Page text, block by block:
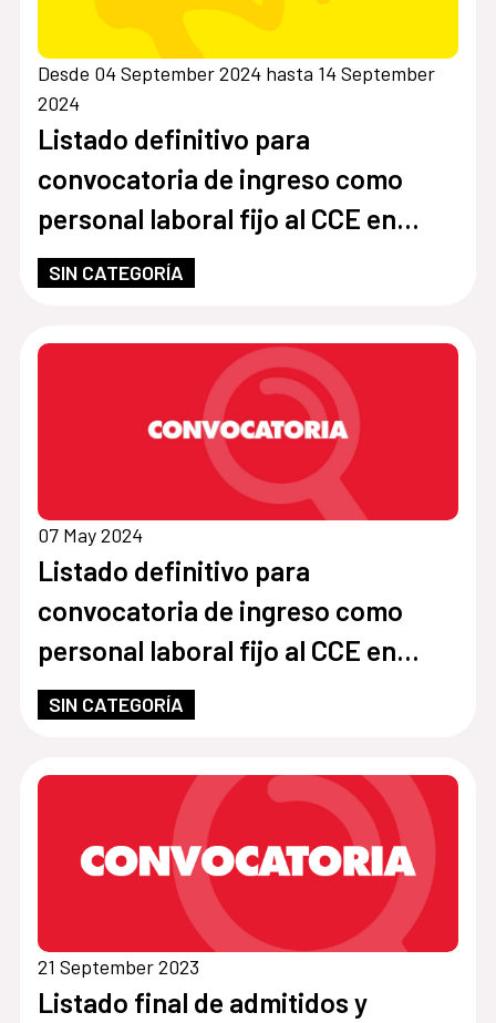
Desde 04 September 2024 hasta 14 September
2024
Listado definitivo para
convocatoria de ingreso como
personal laboral fijo al CCE en
Paraguay
SIN CATEGORÍA
07 May 2024
Listado definitivo para
convocatoria de ingreso como
personal laboral fijo al CCE en
Paraguay
SIN CATEGORÍA
21 September 2023
Listado final de admitidos y